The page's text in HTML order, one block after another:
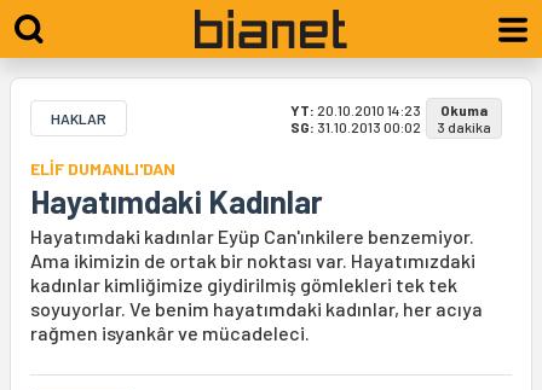
HAKLAR YT: 20.10.2010 14:23
SG: 31.10.2013 00:02
Okuma
3 dakika
ELİF DUMANLI'DAN
Hayatımdaki Kadınlar
Hayatımdaki kadınlar Eyüp Can'ınkilere benzemiyor.
Ama ikimizin de ortak bir noktası var. Hayatımızdaki
kadınlar kimliğimize giydirilmiş gömlekleri tek tek
soyuyorlar. Ve benim hayatımdaki kadınlar, her acıya
rağmen isyankâr ve mücadeleci.